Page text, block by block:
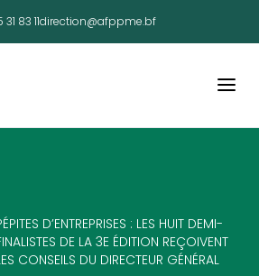
83 11direction@afppme.bf
D’ENTREPRISES : LES HUIT DEMI-
DE LA 3E ÉDITION REÇOIVENT
CONSEILS DU DIRECTEUR GÉNÉRAL